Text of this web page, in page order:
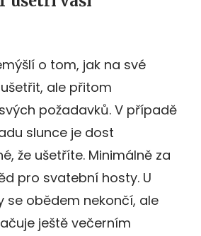
o tom, jak na své
ale přitom
požadavků. V případě
slunce je dost
že ušetříte. Minimálně za
pro svatební hosty. U
se obědem nekončí, ale
ještě večerním